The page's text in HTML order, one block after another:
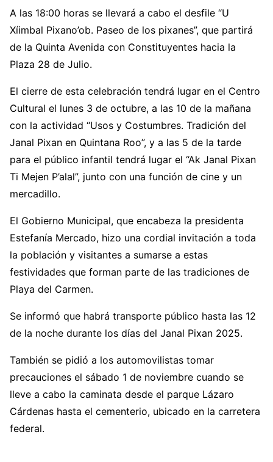
A las 18:00 horas se llevará a cabo el desfile “U
Xíimbal Pixano’ob. Paseo de los pixanes”, que partirá
de la Quinta Avenida con Constituyentes hacia la
Plaza 28 de Julio.
El cierre de esta celebración tendrá lugar en el Centro
Cultural el lunes 3 de octubre, a las 10 de la mañana
con la actividad “Usos y Costumbres. Tradición del
Janal Pixan en Quintana Roo”, y a las 5 de la tarde
para el público infantil tendrá lugar el “Ak Janal Pixan
Ti Mejen P’alal”, junto con una función de cine y un
mercadillo.
El Gobierno Municipal, que encabeza la presidenta
Estefanía Mercado, hizo una cordial invitación a toda
la población y visitantes a sumarse a estas
festividades que forman parte de las tradiciones de
Playa del Carmen.
Se informó que habrá transporte público hasta las 12
de la noche durante los días del Janal Pixan 2025.
También se pidió a los automovilistas tomar
precauciones el sábado 1 de noviembre cuando se
lleve a cabo la caminata desde el parque Lázaro
Cárdenas hasta el cementerio, ubicado en la carretera
federal.